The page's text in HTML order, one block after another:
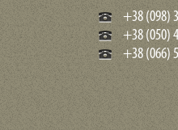
+38 (098)
+38 (050)
+38 (066)